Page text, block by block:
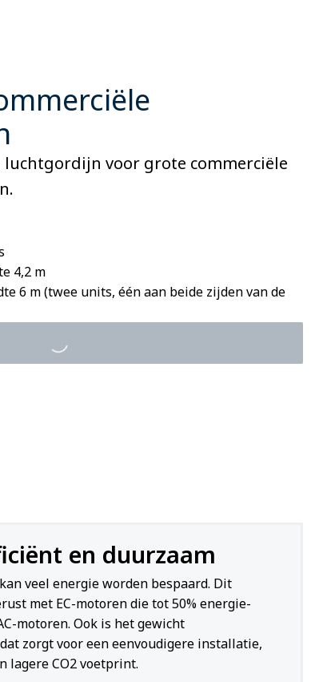
voor grote commerciële
4,2 m
6 m (twee units, één aan beide zijden van de
en duurzaam
veel energie worden bespaard. Dit
met EC-motoren die tot 50% energie-
motoren. Ook is het gewicht
zorgt voor een eenvoudigere installatie,
lagere CO2 voetprint.